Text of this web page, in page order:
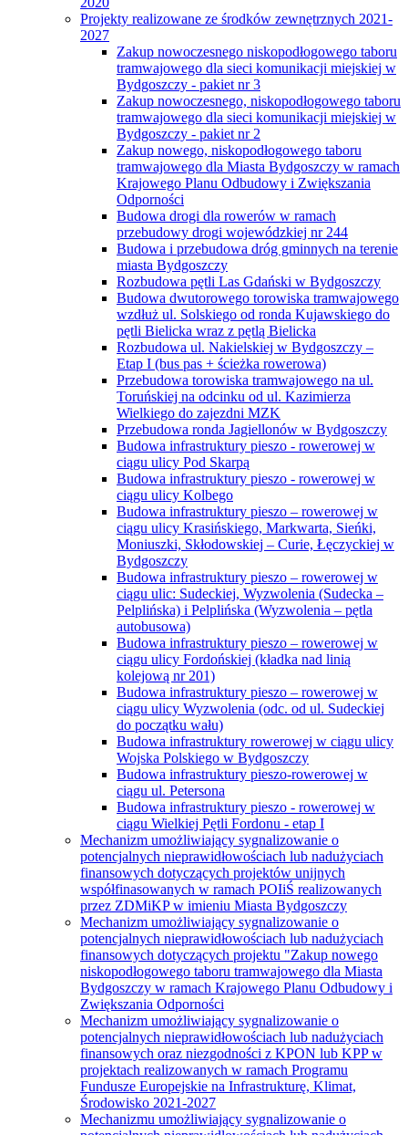
Projekty realizowane ze środków zewnętrznych 2021-
2027
Zakup nowoczesnego niskopodłogowego taboru
tramwajowego dla sieci komunikacji miejskiej w
Bydgoszczy - pakiet nr 3
Zakup nowoczesnego, niskopodłogowego taboru
tramwajowego dla sieci komunikacji miejskiej w
Bydgoszczy - pakiet nr 2
Zakup nowego, niskopodłogowego taboru
tramwajowego dla Miasta Bydgoszczy w ramach
Krajowego Planu Odbudowy i Zwiększania
Odporności
Budowa drogi dla rowerów w ramach
przebudowy drogi wojewódzkiej nr 244
Budowa i przebudowa dróg gminnych na terenie
miasta Bydgoszczy
Rozbudowa pętli Las Gdański w Bydgoszczy
Budowa dwutorowego torowiska tramwajowego
wzdłuż ul. Solskiego od ronda Kujawskiego do
pętli Bielicka wraz z pętlą Bielicka
Rozbudowa ul. Nakielskiej w Bydgoszczy –
Etap I (bus pas + ścieżka rowerowa)
Przebudowa torowiska tramwajowego na ul.
Toruńskiej na odcinku od ul. Kazimierza
Wielkiego do zajezdni MZK
Przebudowa ronda Jagiellonów w Bydgoszczy
Budowa infrastruktury pieszo - rowerowej w
ciągu ulicy Pod Skarpą
Budowa infrastruktury pieszo - rowerowej w
ciągu ulicy Kolbego
Budowa infrastruktury pieszo – rowerowej w
ciągu ulicy Krasińskiego, Markwarta, Sieńki,
Moniuszki, Skłodowskiej – Curie, Łęczyckiej w
Bydgoszczy
Budowa infrastruktury pieszo – rowerowej w
ciągu ulic: Sudeckiej, Wyzwolenia (Sudecka –
Pelplińska) i Pelplińska (Wyzwolenia – pętla
autobusowa)
Budowa infrastruktury pieszo – rowerowej w
ciągu ulicy Fordońskiej (kładka nad linią
kolejową nr 201)
Budowa infrastruktury pieszo – rowerowej w
ciągu ulicy Wyzwolenia (odc. od ul. Sudeckiej
do początku wału)
Budowa infrastruktury rowerowej w ciągu ulicy
Wojska Polskiego w Bydgoszczy
Budowa infrastruktury pieszo-rowerowej w
ciągu ul. Petersona
Budowa infrastruktury pieszo - rowerowej w
ciągu Wielkiej Pętli Fordonu - etap I
Mechanizm umożliwiający sygnalizowanie o
potencjalnych nieprawidłowościach lub nadużyciach
finansowych dotyczących projektów unijnych
współfinasowanych w ramach POIiŚ realizowanych
przez ZDMiKP w imieniu Miasta Bydgoszczy
Mechanizm umożliwiający sygnalizowanie o
potencjalnych nieprawidłowościach lub nadużyciach
finansowych dotyczących projektu "Zakup nowego
niskopodłogowego taboru tramwajowego dla Miasta
Bydgoszczy w ramach Krajowego Planu Odbudowy i
Zwiększania Odporności
Mechanizm umożliwiający sygnalizowanie o
potencjalnych nieprawidłowościach lub nadużyciach
finansowych oraz niezgodności z KPON lub KPP w
projektach realizowanych w ramach Programu
Fundusze Europejskie na Infrastrukturę, Klimat,
Środowisko 2021-2027
Mechanizmu umożliwiający sygnalizowanie o